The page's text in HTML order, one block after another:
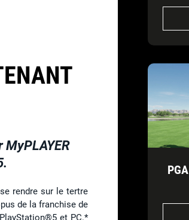
rendre sur le tertre
de la franchise de
et PC.*